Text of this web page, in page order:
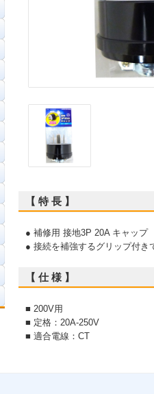
【 特 長 】
● 補修用 接地3P 20A キャップ
● 接続を補強するグリップ付き
【 仕 様 】
■ 200V用
■ 定格：20A-250V
■ 適合電線：CT